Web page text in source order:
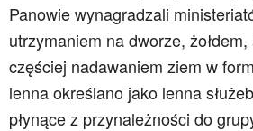
Panowie wynagradzali
utrzymaniem na dworze,
częściej nadawaniem ziem w
lenna określano jako lenna
płynące z przynależności do